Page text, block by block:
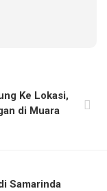
Ke Lokasi,
di Muara
Samarinda